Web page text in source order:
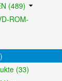
(489)
ROM-
(33)